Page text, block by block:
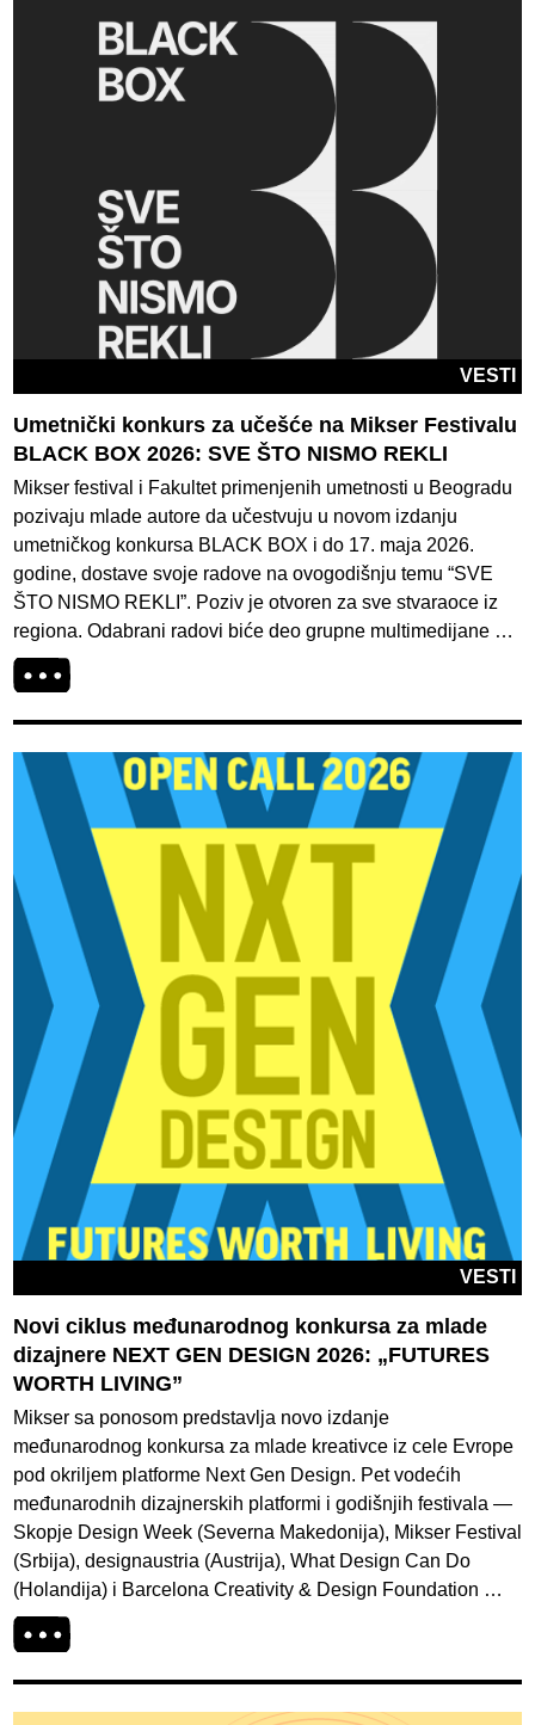
VESTI
Umetnički konkurs za učešće na Mikser Festivalu
BLACK BOX 2026: SVE ŠTO NISMO REKLI
Mikser festival i Fakultet primenjenih umetnosti u Beogradu
pozivaju mlade autore da učestvuju u novom izdanju
umetničkog konkursa BLACK BOX i do 17. maja 2026.
godine, dostave svoje radove na ovogodišnju temu “SVE
ŠTO NISMO REKLI”. Poziv je otvoren za sve stvaraoce iz
regiona. Odabrani radovi biće deo grupne multimedijane …
VESTI
Novi ciklus međunarodnog konkursa za mlade
dizajnere NEXT GEN DESIGN 2026: „FUTURES
WORTH LIVING”
Mikser sa ponosom predstavlja novo izdanje
međunarodnog konkursa za mlade kreativce iz cele Evrope
pod okriljem platforme Next Gen Design. Pet vodećih
međunarodnih dizajnerskih platformi i godišnjih festivala —
Skopje Design Week (Severna Makedonija), Mikser Festival
(Srbija), designaustria (Austrija), What Design Can Do
(Holandija) i Barcelona Creativity & Design Foundation …